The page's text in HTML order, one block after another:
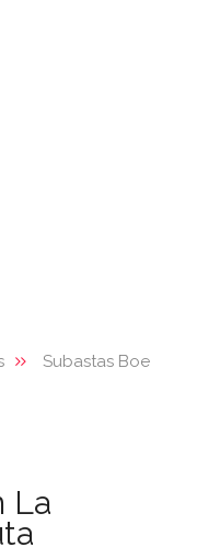
Subastas Boe
La